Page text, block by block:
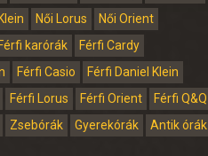
Női Lorus
Női Orient
Férfi karórák
Férfi Cardy
Férfi Casio
Férfi Daniel Klein
Férfi Lorus Férfi Orient
Férfi Q&Q
Zsebórák Gyerekórák Antik órák